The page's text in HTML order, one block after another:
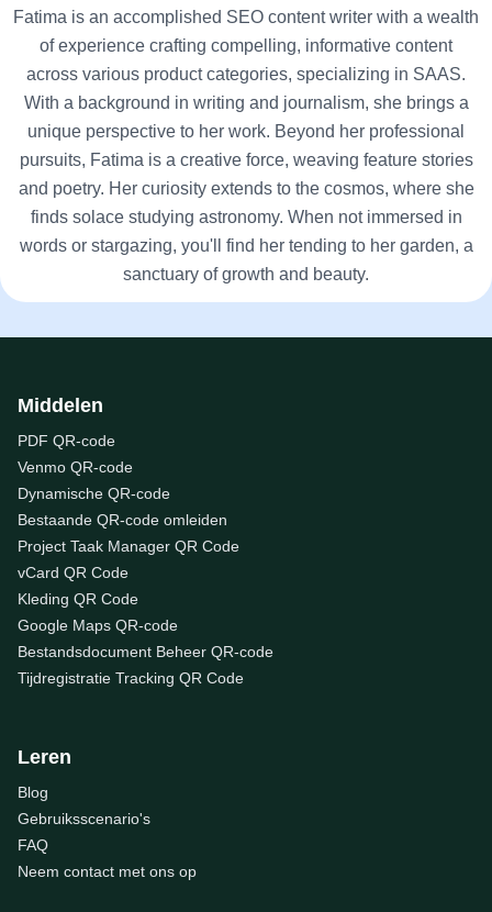
Fatima is an accomplished SEO content writer with a wealth
of experience crafting compelling, informative content
across various product categories, specializing in SAAS.
With a background in writing and journalism, she brings a
unique perspective to her work. Beyond her professional
pursuits, Fatima is a creative force, weaving feature stories
and poetry. Her curiosity extends to the cosmos, where she
finds solace studying astronomy. When not immersed in
words or stargazing, you'll find her tending to her garden, a
sanctuary of growth and beauty.
Middelen
PDF QR-code
Venmo QR-code
Dynamische QR-code
Bestaande QR-code omleiden
Project Taak Manager QR Code
vCard QR Code
Kleding QR Code
Google Maps QR-code
Bestandsdocument Beheer QR-code
Tijdregistratie Tracking QR Code
Leren
Blog
Gebruiksscenario's
FAQ
Neem contact met ons op